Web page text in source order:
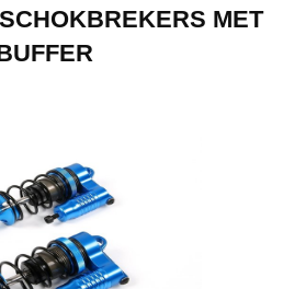
MET